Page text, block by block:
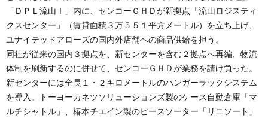
「ＤＰＬ流山Ⅰ」内に、センコーＧＨＤが新拠点「流山ロジスティ
クスセンター」（賃貸面積３万５５１平方メートル）を立ち上げ、
ユナイテッドアローズの国内外店舗への商品供給を担う。
同社が従来の国内３拠点を、新センターを含む２拠点へ再編、物流
体制を刷新するのに併せて、センコーＧＨＤが業務を請け負った。
新センターには全長１・２キロメートルのハンガーラックシステム
を導入。トーヨーカネツソリューションズ製のケース自動倉庫「マ
ルチシャトル」、椿本チエイン製のピースソーター「リニソート」